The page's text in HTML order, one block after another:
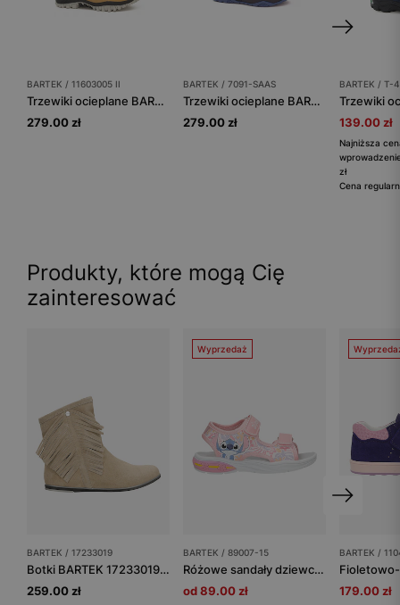
BARTEK / 11603005 II
Trzewiki ocieplane BARTEK 11603005 II, dla chłopców, beżowy
279.00 zł
BARTEK / 7091-SAAS
Trzewiki ocieplane BARTEK 7091-SAAS, dla chłopców, granatowo-czarny
279.00 zł
BARTEK / T-
139.00 zł
Najniższa
zł
Cena
Produkty, które mogą Cię
zainteresować
BARTEK / 17233019
Botki BARTEK 17233019, dla dziewcząt, beżowy
259.00 zł
Wyprzedaż
BARTEK / 89007-15
Różowe sandały dziewczęce Stitch ze świecącą podeszwą BARTEK 89007-15
od 89.00 zł
BARTEK /
179.00 zł